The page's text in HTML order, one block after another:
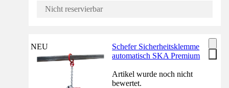
Nicht reservierbar
NEU
Schefer Sicherheitsklemme
automatisch SKA Premium
Artikel wurde noch nicht
bewertet.